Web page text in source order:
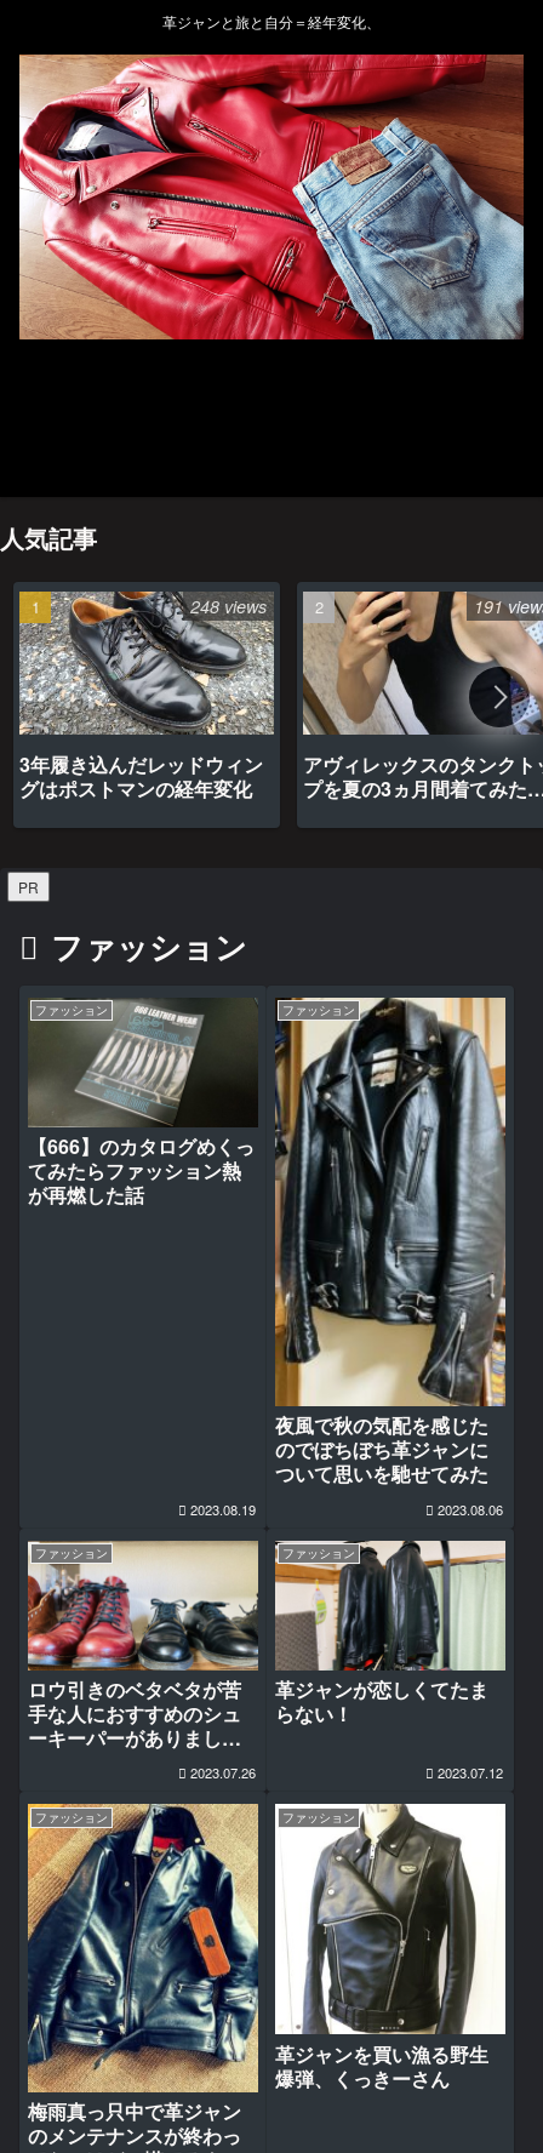
革ジャンと旅と自分＝経年変化、
人気記事
3年履き込んだレッドウィン
グはポストマンの経年変化
248 views
アヴィレックスのタンクト
プを夏の3ヵ月間着てみた
191
PR
ファッション
ファッション
【666】のカタログめくっ
てみたらファッション熱
が再燃した話
2023.08.19
ファッション
夜風で秋の気配を感じた
のでぼちぼち革ジャンに
ついて思いを馳せてみた
2023.08.06
ファッション
ロウ引きのベタベタが苦
手な人におすすめのシュ
ーキーパーがありました
2023.07.26
ファッション
革ジャンが恋しくてたま
らない！
2023.07.12
ファッション
梅雨真っ只中で革ジャン
のメンテナンスが終わっ
ファッション
革ジャンを買い漁る野生
爆弾、くっきーさん